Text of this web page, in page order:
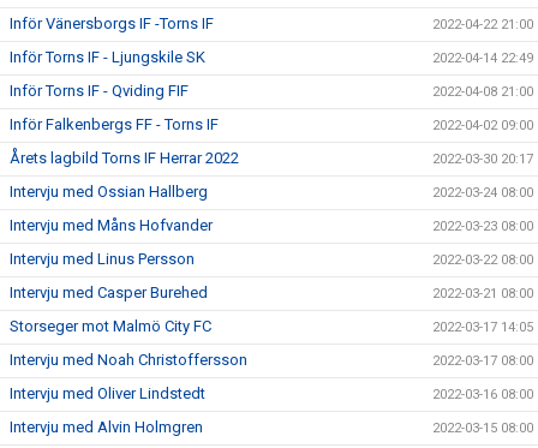
Inför Vänersborgs IF -Torns IF 2022-04-22 21:00
Inför Torns IF - Ljungskile SK 2022-04-14 22:49
Inför Torns IF - Qviding FIF 2022-04-08 21:00
Inför Falkenbergs FF - Torns IF 2022-04-02 09:00
Årets lagbild Torns IF Herrar 2022 2022-03-30 20:17
Intervju med Ossian Hallberg 2022-03-24 08:00
Intervju med Måns Hofvander 2022-03-23 08:00
Intervju med Linus Persson 2022-03-22 08:00
Intervju med Casper Burehed 2022-03-21 08:00
Storseger mot Malmö City FC 2022-03-17 14:05
Intervju med Noah Christoffersson 2022-03-17 08:00
Intervju med Oliver Lindstedt 2022-03-16 08:00
Intervju med Alvin Holmgren 2022-03-15 08:00